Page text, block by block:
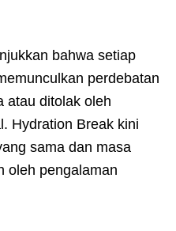
bahwa setiap
perdebatan
atau ditolak oleh
Hydration Break kini
sama dan masa
oleh pengalaman